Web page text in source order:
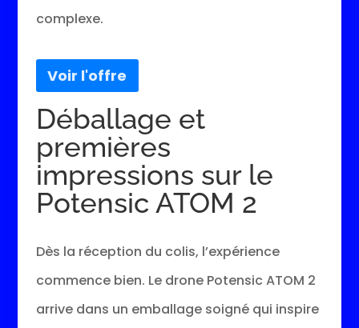
complexe.
Déballage et
premières
impressions sur le
Potensic ATOM 2
Dès la réception du colis, l’expérience
commence bien. Le drone Potensic ATOM 2
arrive dans un emballage soigné qui inspire